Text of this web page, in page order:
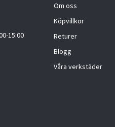
15:00
Om oss
Köpvillkor
Returer
Blogg
Våra verkstäder